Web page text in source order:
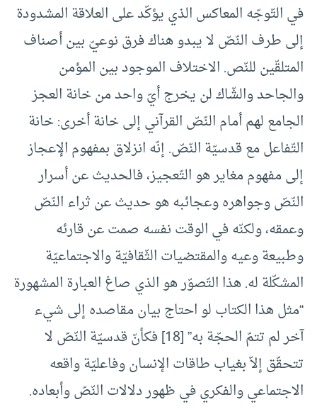
في التّوجّه المعاكس الذي يؤكّد على العلاقة المشدودة
إلى طرف النّصّ لا يبدو هناك فرق نوعيّ بين أصناف
المتلقّين للنّص. الاختلاف الموجود بين المؤمن
والجاحد والشّاك لن يخرج أيّ واحد من خانة العجز
الجامع لهم أمام النّصّ القرآني إلى خانة أخرى: خانة
التّفاعل مع قدسيّة النّصّ. إنّه انزلاق بمفهوم الإعجاز
إلى مفهوم مغاير هو التّعجيز، فالحديث عن أسرار
النّصّ وجواهره وعجائبه هو حديث عن ثراء النّصّ
وعمقه، ولكنّه في الوقت نفسه صمت عن قارئه
وطبيعة وعيه والمقتضيات الثّقافيّة والاجتماعيّة
المشكّلة له. هذا التّصوّر هو الذي صاغ العبارة المشهورة
“مثل هذا الكتاب لو احتاج بيان مقاصده إلى شيء
آخر لم تتمّ الحجّة به” [18] فكأنّ قدسيّة النّصّ لا
تتحقّق إلاّ بغياب طاقات الإنسان وفاعليّة واقعه
الاجتماعي والفكري في ظهور دلالات النّصّ وأبعاده.